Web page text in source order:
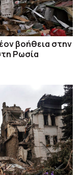
βοήθεια στην
Ρωσία